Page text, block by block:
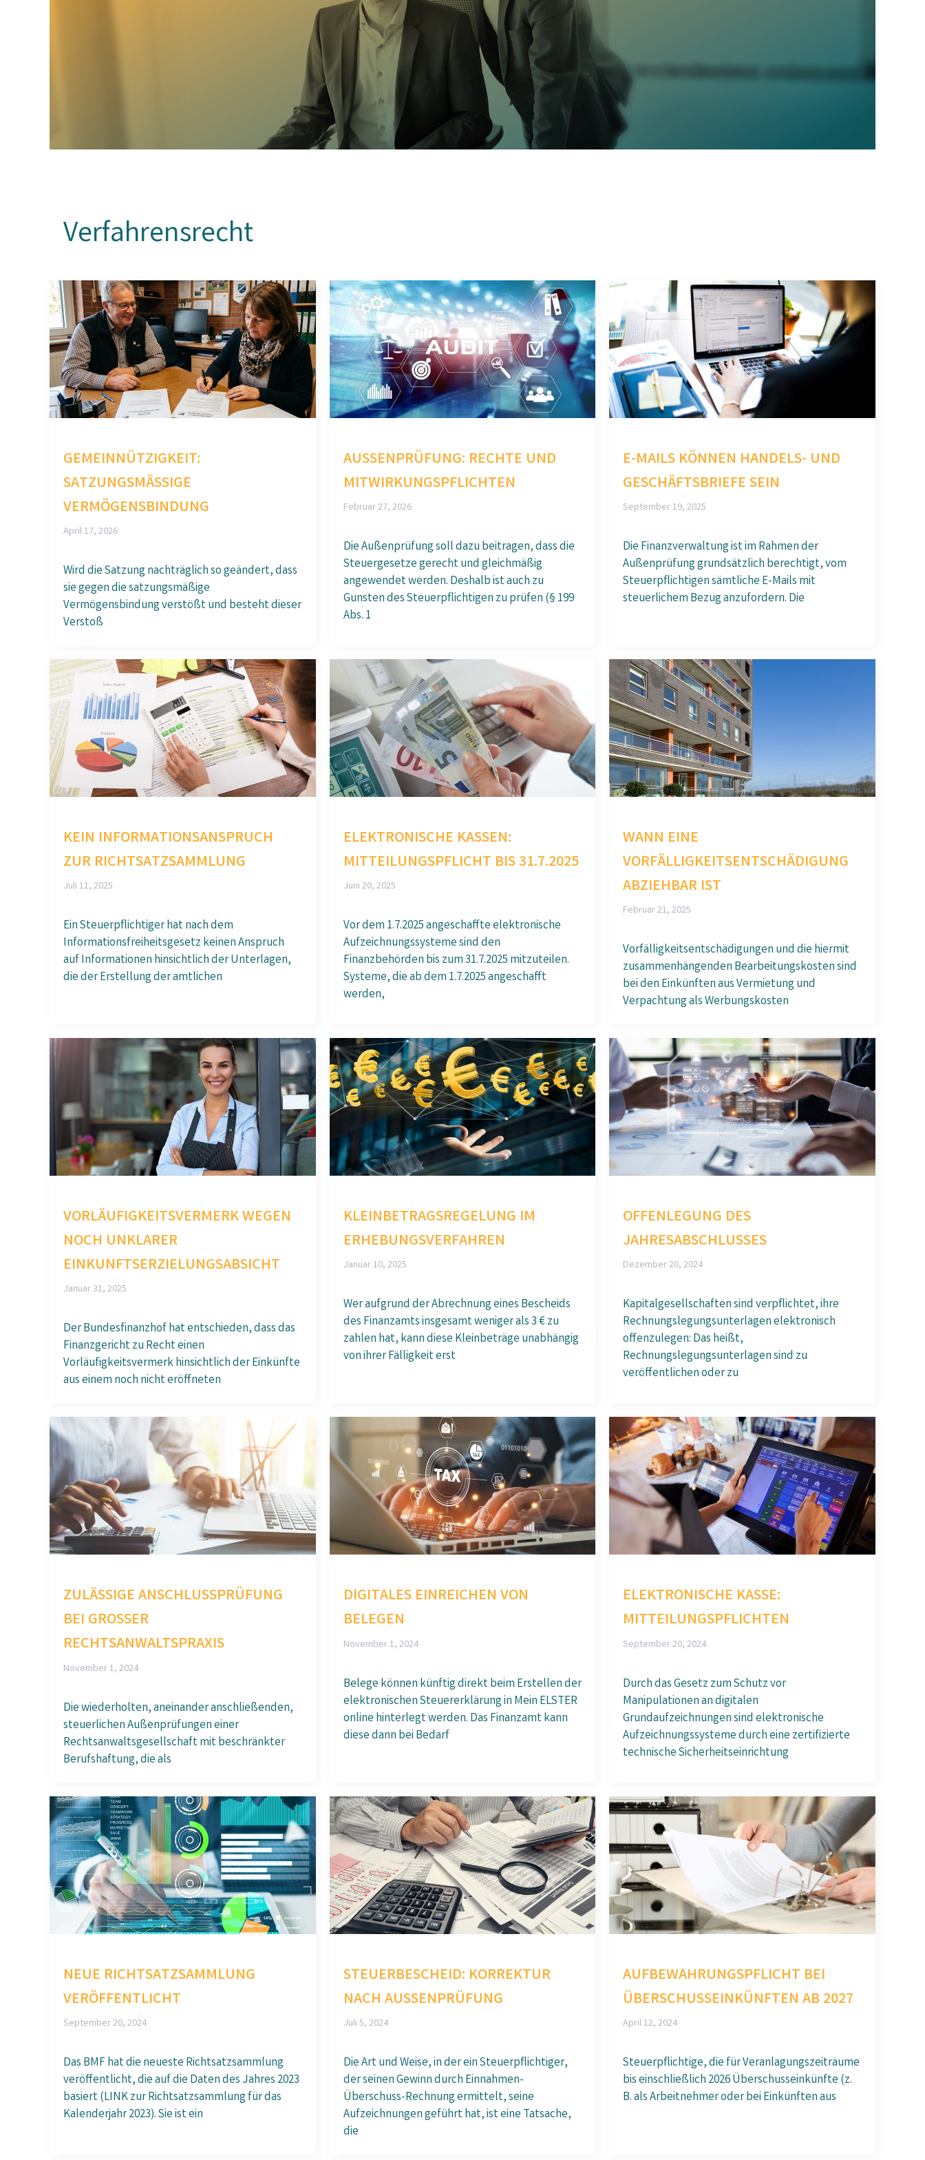
Verfahrensrecht
GEMEINNÜTZIGKEIT:
SATZUNGSMÄSSIGE V
ERMÖGENSBINDUNG
April 17, 2026
Wird die Satzung nachträglich so geändert, dass
sie gegen die satzungsmäßige
Vermögensbindung verstößt und besteht dieser
Verstoß
AUSSENPRÜFUNG: RECHTE UND M
ITWIRKUNGSPFLICHTEN
Februar 27, 2026
Die Außenprüfung soll dazu beitragen, dass die
Steuergesetze gerecht und gleichmäßig
angewendet werden. Deshalb ist auch zu
Gunsten des Steuerpflichtigen zu prüfen (§ 199
Abs. 1
E-MAILS KÖNNEN HANDELS- UND
GESCHÄFTSBRIEFE SEIN
September 19, 2025
Die Finanzverwaltung ist im Rahmen der
Außenprüfung grundsätzlich berechtigt, vom
Steuerpflichtigen sämtliche E-Mails mit
steuerlichem Bezug anzufordern. Die
KEIN INFORMATIONSANSPRUCH
ZUR RICHTSATZSAMMLUNG
Juli 11, 2025
Ein Steuerpflichtiger hat nach dem
Informations­freiheits­gesetz keinen Anspruch
auf Informationen hinsichtlich der Unterlagen,
die der Erstellung der amtlichen
ELEKTRONISCHE KASSEN:
MITTEILUNGSPFLICHT BIS 31.7.2025
Juni 20, 2025
Vor dem 1.7.2025 angeschaffte elektronische
Aufzeichnungssysteme sind den
Finanzbehörden bis zum 31.7.2025 mitzuteilen.
Systeme, die ab dem 1.7.2025 angeschafft
werden,
WANN EINE
VORFÄLLIGKEITSENTSCHÄDIGUNG
ABZIEHBAR IST
Februar 21, 2025
Vorfälligkeitsentschädigungen und die hiermit
zusammenhängenden Bearbeitungskosten sind
bei den Einkünften aus Vermietung und
Verpachtung als Werbungskosten
VORLÄUFIGKEITSVERMERK WEGEN
NOCH UNKLARER
EINKUNFTSERZIELUNGSABSICHT
Januar 31, 2025
Der Bundesfinanzhof hat entschieden, dass das
Finanzgericht zu Recht einen
Vorläufigkeitsvermerk hinsichtlich der Einkünfte
aus einem noch nicht eröffneten
KLEINBETRAGSREGELUNG IM
ERHEBUNGSVERFAHREN
Januar 10, 2025
Wer aufgrund der Abrechnung eines Bescheids
des Finanzamts insgesamt weniger als 3 € zu
zahlen hat, kann diese Kleinbeträge unabhängig
von ihrer Fälligkeit erst
OFFENLEGUNG DES
JAHRESABSCHLUSSES
Dezember 20, 2024
Kapitalgesellschaften sind verpflichtet, ihre
Rechnungslegungsunterlagen elektronisch
offenzulegen: Das heißt,
Rechnungslegungsunterlagen sind zu
veröffentlichen oder zu
ZULÄSSIGE ANSCHLUSSPRÜFUNG
BEI GROSSER R
ECHTSANWALTSPRAXIS
November 1, 2024
Die wiederholten, aneinander anschließenden,
steuerlichen Außenprüfungen einer
Rechtsanwaltsgesellschaft mit beschränkter
Berufshaftung, die als
DIGITALES EINREICHEN VON
BELEGEN
November 1, 2024
Belege können künftig direkt beim Erstellen der
elektronischen Steuererklärung in Mein ELSTER
online hinterlegt werden. Das Finanzamt kann
diese dann bei Bedarf
ELEKTRONISCHE KASSE:
MITTEILUNGSPFLICHTEN
September 20, 2024
Durch das Gesetz zum Schutz vor
Manipulationen an digitalen
Grundaufzeichnungen sind elektronische
Aufzeichnungssysteme durch eine zertifizierte
technische Sicherheitseinrichtung
NEUE RICHTSATZSAMMLUNG
VERÖFFENTLICHT
September 20, 2024
Das BMF hat die neueste Richtsatzsammlung
veröffentlicht, die auf die Daten des Jahres 2023
basiert (LINK zur Richtsatzsammlung für das
Kalenderjahr 2023). Sie ist ein
STEUERBESCHEID: KORREKTUR
NACH AUSSENPRÜFUNG
Juli 5, 2024
Die Art und Weise, in der ein Steuerpflichtiger,
der seinen Gewinn durch Einnahmen-
Überschuss-Rechnung ermittelt, seine
Aufzeichnungen geführt hat, ist eine Tatsache,
die
AUFBEWAHRUNGSPFLICHT BEI
ÜBERSCHUSSEINKÜNFTEN AB 2027
April 12, 2024
Steuerpflichtige, die für Veranlagungszeiträume
bis einschließlich 2026 Überschusseinkünfte (z.
B. als Arbeitnehmer oder bei Einkünften aus